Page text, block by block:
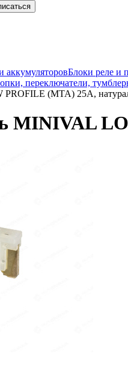
аккумуляторовБлоки реле и
переключатели,
PROFILE (MTA) 25А,
MINIVAL